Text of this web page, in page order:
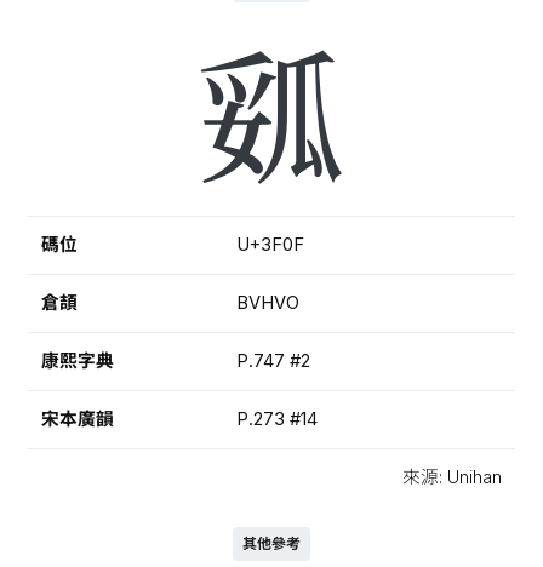
㼏
碼位 U+3F0F
倉頡 BVHVO
康熙字典 P.747 #2
宋本廣韻 P.273 #14
來源: Unihan
其他參考